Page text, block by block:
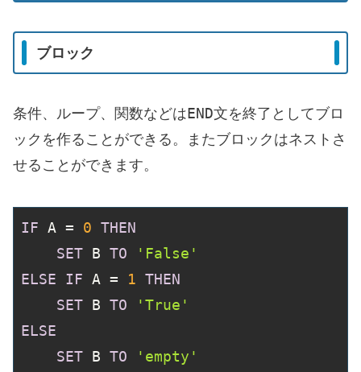
ブロック
条件、ループ、関数などはEND文を終了としてブロ
ックを作ることができる。またブロックはネストさ
せることができます。
IF A = 0 THEN
SET B TO
'False'
ELSE
IF A = 1 THEN
SET B TO
'True'
ELSE
SET B TO
'empty'